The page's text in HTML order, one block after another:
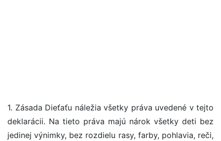
1. Zásada Dieťaťu náležia všetky práva uvedené v tejto
deklarácii. Na tieto práva majú nárok všetky deti bez
jedinej výnimky, bez rozdielu rasy, farby, pohlavia, reči,